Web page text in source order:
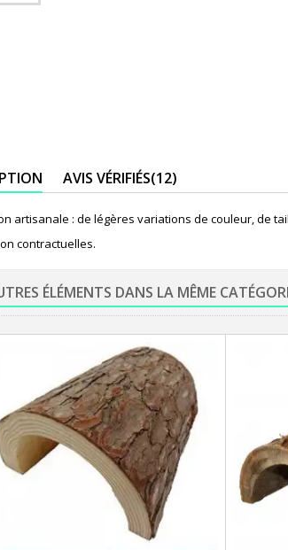
AVIS VÉRIFIÉS(12)
artisanale : de légères variations de couleur, de
contractuelles.
ÉLÉMENTS DANS LA MÊME